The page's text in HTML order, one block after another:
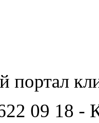
портал
09 18 -